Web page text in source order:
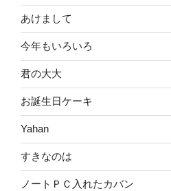
あけまして
今年もいろいろ
君の大大
お誕生日ケーキ
Yahan
すきなのは
ノートＰＣ入れたカバン